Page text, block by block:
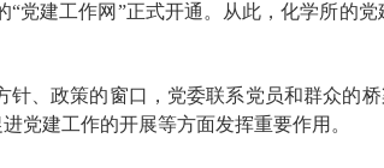
“党建工作网”正式开通。从此，化学所的
、政策的窗口，党委联系党员和群众的
党建工作的开展等方面发挥重要作用。